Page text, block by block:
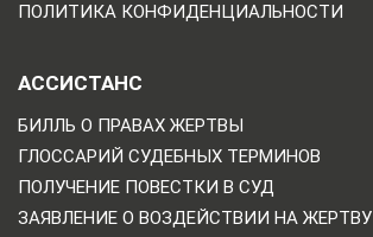
ПОЛИТИКА КОНФИДЕНЦИАЛЬНОСТИ
АССИСТАНС
БИЛЛЬ О ПРАВАХ ЖЕРТВЫ
ГЛОССАРИЙ СУДЕБНЫХ ТЕРМИНОВ
ПОЛУЧЕНИЕ ПОВЕСТКИ В СУД
ЗАЯВЛЕНИЕ О ВОЗДЕЙСТВИИ НА ЖЕРТВУ